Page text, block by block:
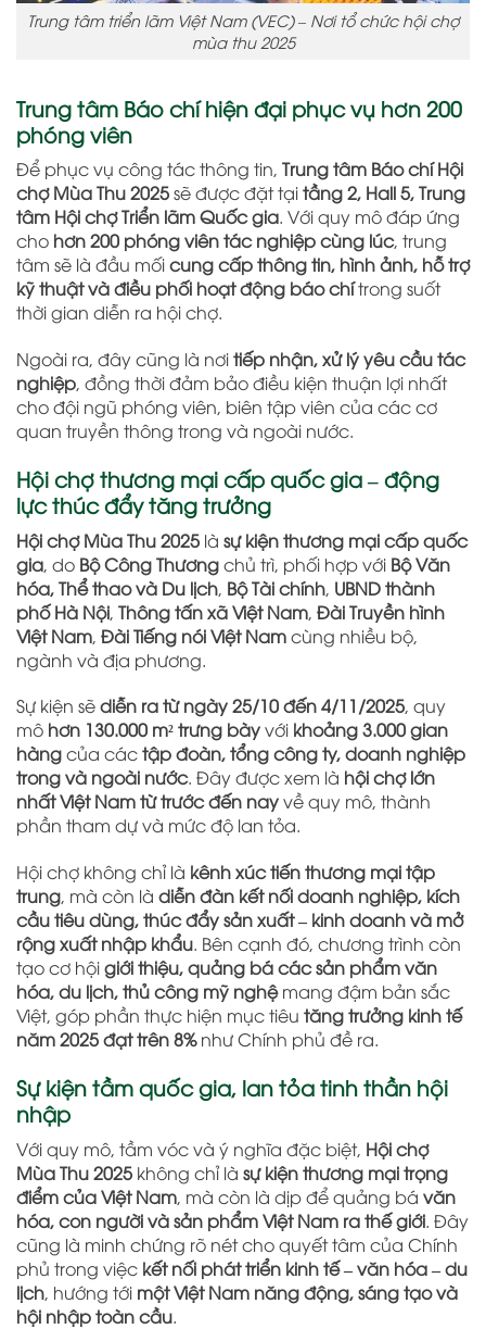
Trung tâm triển lãm Việt Nam (VEC) – Nơi tổ chức hội chợ
mùa thu 2025
Trung tâm Báo chí hiện đại phục vụ hơn 200
phóng viên
Để phục vụ công tác thông tin, Trung tâm Báo chí Hội
chợ Mùa Thu 2025sẽ được đặt tạitầng 2, Hall 5, Trung
tâm Hội chợ Triển lãm Quốc gia. Với quy mô đáp ứng
cho hơn 200 phóng viên tác nghiệp cùng lúc, trung
tâm sẽ là đầu mốicung cấp thông tin, hình ảnh, hỗ trợ
kỹ thuật và điều phối hoạt động báo chítrong suốt
thời gian diễn ra hội chợ.
Ngoài ra, đây cũng là nơitiếp nhận, xử lý yêu cầu tác
nghiệp, đồng thời đảm bảo điều kiện thuận lợi nhất
cho đội ngũ phóng viên, biên tập viên của các cơ
quan truyền thông trong và ngoài nước.
Hội chợ thương mại cấp quốc gia – động
lực thúc đẩy tăng trưởng
Hội chợ Mùa Thu 2025 là sự kiện thương mại cấp quốc
gia, do Bộ Công Thươngchủ trì, phối hợp với Bộ Văn
hóa, Thể thao và Du lịch, Bộ Tài chính, UBND thành
phố Hà Nội, Thông tấn xã Việt Nam, Đài Truyền hình
Việt Nam, Đài Tiếng nói Việt Namcùng nhiều bộ,
ngành và địa phương.
Sự kiện sẽdiễn ra từ ngày 25/10 đến 4/11/2025, quy
mô hơn 130.000 m² trưng bàyvới khoảng 3.000 gian
hàngcủa cáctập đoàn, tổng công ty, doanh nghiệp
trong và ngoài nước. Đây được xem là hội chợ lớn
nhất Việt Nam từ trước đến nayvề quy mô, thành
phần tham dự và mức độ lan tỏa.
Hội chợ không chỉ là kênh xúc tiến thương mại tập
trung, mà còn là diễn đàn kết nối doanh nghiệp, kích
cầu tiêu dùng, thúc đẩy sản xuất – kinh doanh và mở
rộng xuất nhập khẩu. Bên cạnh đó, chương trình còn
tạo cơ hộigiới thiệu, quảng bá các sản phẩm văn
hóa, du lịch, thủ công mỹ nghệmang đậm bản sắc
Việt, góp phần thực hiện mục tiêu tăng trưởng kinh tế
năm 2025 đạt trên 8%như Chính phủ đề ra.
Sự kiện tầm quốc gia, lan tỏa tinh thần hội
nhập
Với quy mô, tầm vóc và ý nghĩa đặc biệt, Hội chợ
Mùa Thu 2025 không chỉ là sự kiện thương mại trọng
điểm của Việt Nam, mà còn là dịp để quảng bá văn
hóa, con người và sản phẩm Việt Nam ra thế giới. Đây
cũng là minh chứng rõ nét cho quyết tâm của Chính
phủ trong việc kết nối phát triển kinh tế – văn hóa – du
lịch, hướng tới một Việt Nam năng động, sáng tạo và
hội nhập toàn cầu.